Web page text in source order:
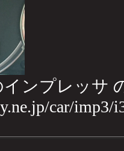
ンプレッサ
car/imp3/